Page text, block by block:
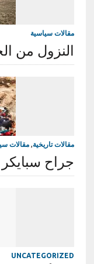
مقالات سياسية
النزول من
مقالات تاريخية, مقالات
جراح
UNCATEGORIZED